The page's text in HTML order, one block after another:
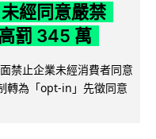
經同意嚴禁
罰 345 萬
禁止企業未經消費者同意
轉為「opt-in」先徵同意